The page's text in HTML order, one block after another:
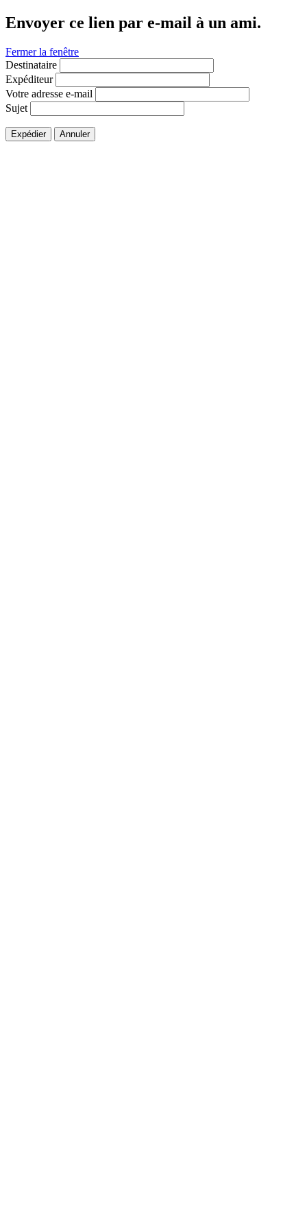
Envoyer ce lien par e-mail à un ami.
Fermer la fenêtre
Destinataire
Expéditeur
Votre adresse e-mail
Sujet
Expédier Annuler